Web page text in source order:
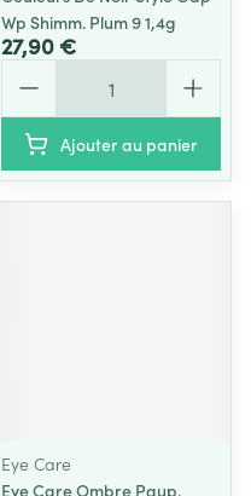
Wp Shimm. Plum 9 1,4g
27,90 €
Ajouter au panier
Eye Care
Eye Care Ombre Paup.